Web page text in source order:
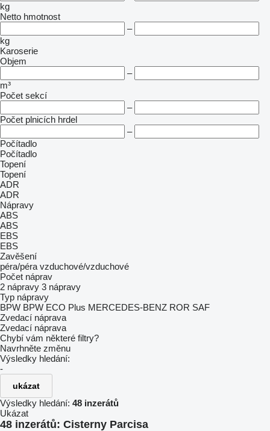
kg
Netto hmotnost
–
kg
Karoserie
Objem
–
m³
Počet sekcí
–
Počet plnicích hrdel
–
Počítadlo
Počítadlo
Topení
Topení
ADR
ADR
Nápravy
ABS
ABS
EBS
EBS
Zavěšení
péra/péra vzduchové/vzduchové
Počet náprav
2 nápravy 3 nápravy
Typ nápravy
BPW BPW ECO Plus MERCEDES-BENZ ROR SAF
Zvedací náprava
Zvedací náprava
Chybí vám některé filtry?
Navrhněte změnu
Výsledky hledání:
-
ukázat
Výsledky hledání: 48 inzerátů
Ukázat
48 inzerátů: Cisterny Parcisa